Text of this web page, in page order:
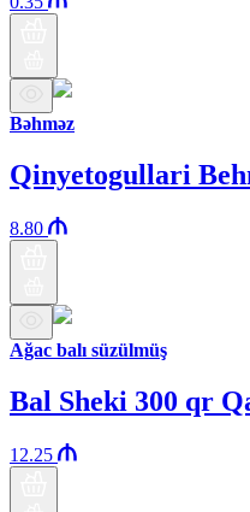
Bəhməz
Qinyetogullari
8.80
Ağac balı süzülmüş
Bal Sheki 300 qr
12.25